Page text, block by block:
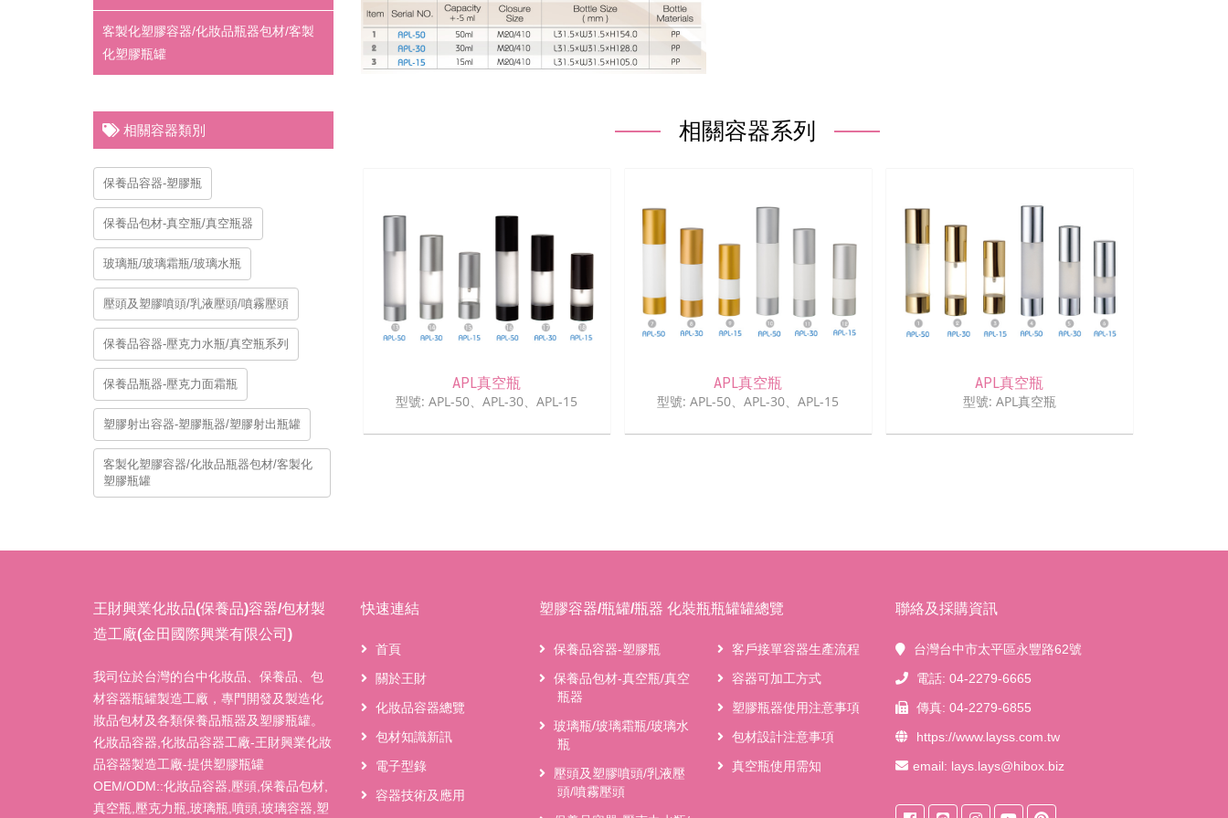
客製化塑膠容器/化妝品瓶器包材/客製
化塑膠瓶罐
相關容器類別
保養品容器-塑膠瓶
保養品包材-真空瓶/真空瓶器
玻璃瓶/玻璃霜瓶/玻璃水瓶
壓頭及塑膠噴頭/乳液壓頭/噴霧壓頭
保養品容器-壓克力水瓶/真空瓶系列
保養品瓶器-壓克力面霜瓶
塑膠射出容器-塑膠瓶器/塑膠射出瓶罐
客製化塑膠容器/化妝品瓶器包材/客製化
塑膠瓶罐
相關容器系列
APL真空瓶
型號: APL-50、APL-30、APL-15
APL真空瓶
型號: APL-50、APL-30、APL-15
APL真空瓶
型號: APL真空瓶
王財興業化妝品(保養品)容器/包材製
造工廠(金田國際興業有限公司)
我司位於台灣的台中化妝品、保養品、包
材容器瓶罐製造工廠，專門開發及製造化
妝品包材及各類保養品瓶器及塑膠瓶罐。
化妝品容器,化妝品容器工廠-王財興業化妝
品容器製造工廠-提供塑膠瓶罐
OEM/ODM::化妝品容器,壓頭,保養品包材,
真空瓶,壓克力瓶,玻璃瓶,噴頭,玻璃容器,塑
快速連結
首頁
關於王財
化妝品容器總覽
包材知識新訊
電子型錄
容器技術及應用
塑膠容器/瓶罐/瓶器 化裝瓶瓶罐罐總覽
保養品容器-塑膠瓶
保養品包材-真空瓶/真空
瓶器
玻璃瓶/玻璃霜瓶/玻璃水
瓶
壓頭及塑膠噴頭/乳液壓
頭/噴霧壓頭
客戶接單容器生產流程
容器可加工方式
塑膠瓶器使用注意事項
包材設計注意事項
真空瓶使用需知
聯絡及採購資訊
台灣台中市太平區永豐路62號
電話: 04-2279-6665
傳真: 04-2279-6855
https://www.layss.com.tw
email: lays.lays@hibox.biz